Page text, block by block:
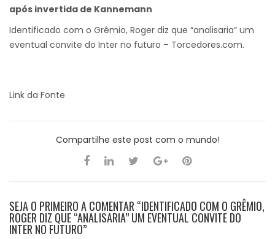
após invertida de Kannemann
Identificado com o Grêmio, Roger diz que “analisaria” um
eventual convite do Inter no futuro – Torcedores.com.
Link da Fonte
Compartilhe este post com o mundo!
SEJA O PRIMEIRO A COMENTAR “IDENTIFICADO COM O GRÊMIO,
ROGER DIZ QUE “ANALISARIA” UM EVENTUAL CONVITE DO
INTER NO FUTURO”